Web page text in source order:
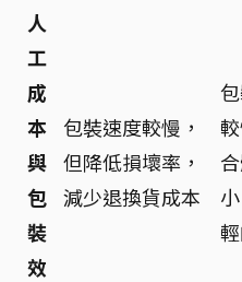
人
工
成
本
與
包
裝
效
包裝速度較慢，
但降低損壞率，
減少退換貨成本